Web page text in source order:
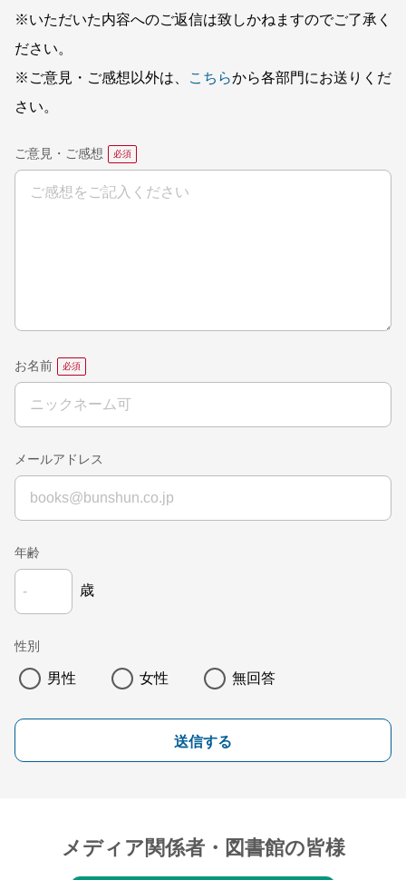
※いただいた内容へのご返信は致しかねますのでご了承く
ださい。
※ご意見・ご感想以外は、
こちらから各部門にお送りくだ
さい。
ご意見・ご感想
お名前
メールアドレス
年齢
歳
性別
男性 女性 無回答
送信する
メディア関係者・図書館の皆様